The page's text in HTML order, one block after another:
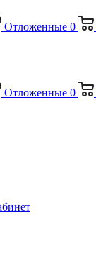
Отложенные 0
Отложенные 0